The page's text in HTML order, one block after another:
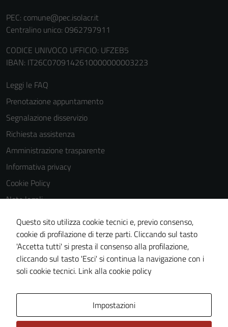
PEC: comune@pec.isolacr.it
Centralino unico: 0962797911
CODICE UNIVOCO UFFICIO: UFZEB5
IBAN: IT26C0709142610000000003223
Leggi le FAQ
Prenotazione appuntamento
Segnalazione disservizio
Richiesta assistenza
Amministrazione trasparente
Informativa privacy
Cookie Policy
Note legali
Obiettivi di accessibilità
Dichiarazione di accessibilità
Piano di miglioramento del sito
Whistleblowing
Media policy
Questo sito utilizza cookie tecnici e, previo consenso,
cookie di profilazione di terze parti. Cliccando sul tasto
'Accetta tutti' si presta il consenso alla profilazione,
cliccando sul tasto 'Esci' si continua la navigazione con i
soli cookie tecnici. Link alla cookie policy
Impostazioni
Cookie policy
cookies può
navigazione e
la fruizione
delle
funzionalità
del sito.
Experience
In order for